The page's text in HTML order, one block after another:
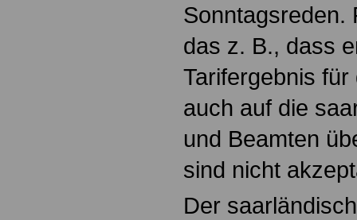
Sonntagsreden.
das z. B., dass
Tarifergebnis
auch auf die
und Beamten
sind nicht
Der